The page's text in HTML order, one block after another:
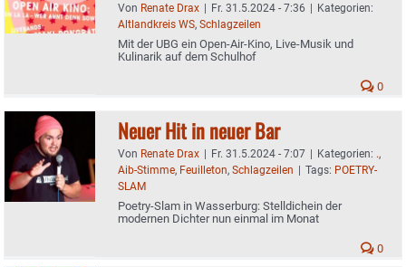
Von Renate Drax | Fr. 31.5.2024 - 7:36 | Kategorien:
Altlandkreis WS, Schlagzeilen
Mit der UBG ein Open-Air-Kino, Live-Musik und
Kulinarik auf dem Schulhof
0
Neuer Hit in neuer Bar
Von Renate Drax | Fr. 31.5.2024 - 7:07 | Kategorien: .,
Aib-Stimme, Feuilleton, Schlagzeilen | Tags: POETRY-
SLAM
Poetry-Slam in Wasserburg: Stelldichein der
modernen Dichter nun einmal im Monat
0